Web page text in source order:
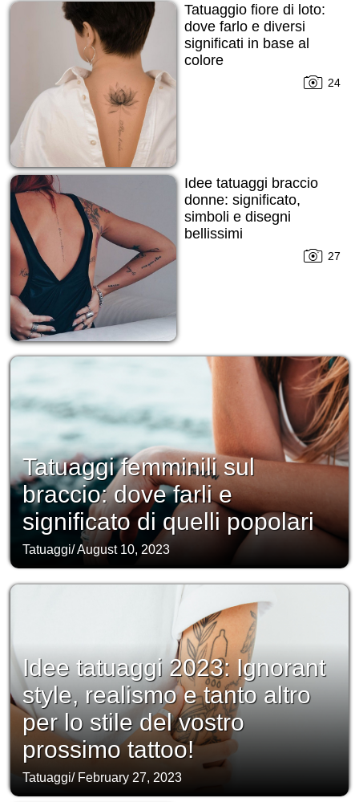
Tatuaggio fiore di loto:
dove farlo e diversi
significati in base al
colore
24
Idee tatuaggi braccio
donne: significato,
simboli e disegni
bellissimi
27
Tatuaggi femminili sul
braccio: dove farli e
significato di quelli popolari
Tatuaggi/August 10, 2023
Idee tatuaggi 2023: Ignorant
style, realismo e tanto altro
per lo stile del vostro
prossimo tattoo!
Tatuaggi/ February 27, 2023